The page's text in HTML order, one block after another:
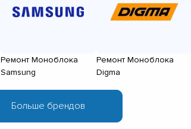
Ремонт Моноблока
Samsung
Ремонт Моноблока
Digma